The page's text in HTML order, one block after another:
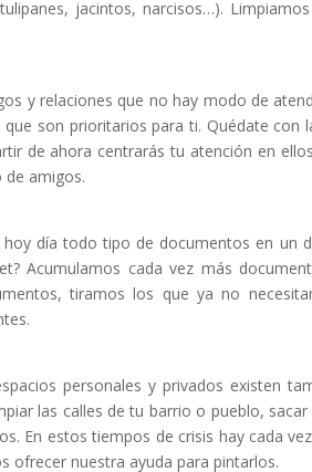
jacintos, narcisos…).
y relaciones que no hay modo de
son prioritarios para ti. Quédate con
de ahora centrarás tu atención en
de amigos.
hoy día todo tipo de documentos en un
Acumulamos cada vez más
tiramos los que ya no
personales y privados existen
las calles de tu barrio o pueblo,
En estos tiempos de crisis hay cada
ofrecer nuestra ayuda para pintarlos.